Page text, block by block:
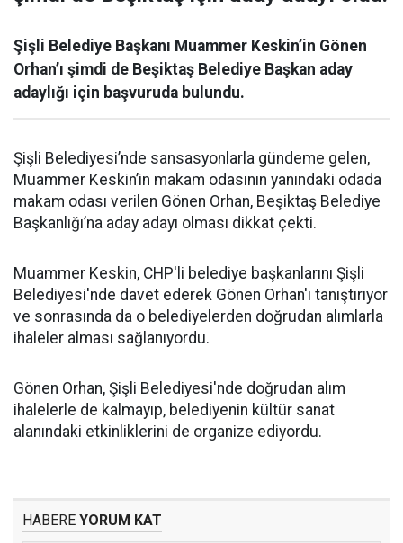
Şişli Belediye Başkanı Muammer Keskin’in Gönen
Orhan’ı şimdi de Beşiktaş Belediye Başkan aday
adaylığı için başvuruda bulundu.
Şişli Belediyesi’nde sansasyonlarla gündeme gelen,
Muammer Keskin’in makam odasının yanındaki odada
makam odası verilen Gönen Orhan, Beşiktaş Belediye
Başkanlığı’na aday adayı olması dikkat çekti.
Muammer Keskin, CHP'li belediye başkanlarını Şişli
Belediyesi'nde davet ederek Gönen Orhan'ı tanıştırıyor
ve sonrasında da o belediyelerden doğrudan alımlarla
ihaleler alması sağlanıyordu.
Gönen Orhan, Şişli Belediyesi'nde doğrudan alım
ihalelerle de kalmayıp, belediyenin kültür sanat
alanındaki etkinliklerini de organize ediyordu.
HABERE YORUM KAT